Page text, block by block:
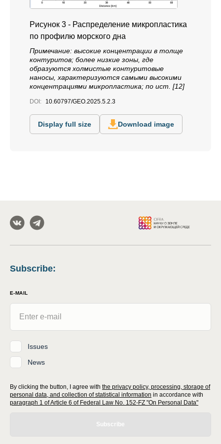
Рисунок 3 - Распределение микропластика
по профилю морского дна
Примечание: высокие концентрации в толще
контуритов; более низкие зоны, где
образуются холмистые контуритовые
наносы, характеризуются самыми высокими
концентрациями микропластика; по ист. [12]
DOI: 10.60797/GEO.2025.5.2.3
Display full size Download image
Subscribe:
E-MAIL
Issues
News
By clicking the button, I agree with the privacy policy, processing, storage of
personal data, and collection of statistical information in accordance with
paragraph 1 of Article 6 of Federal Law No. 152-FZ "On Personal Data"
Subscribe